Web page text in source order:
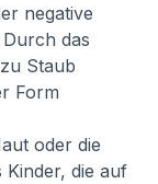
negative
das
Staub
Form
oder die
Kinder, die auf